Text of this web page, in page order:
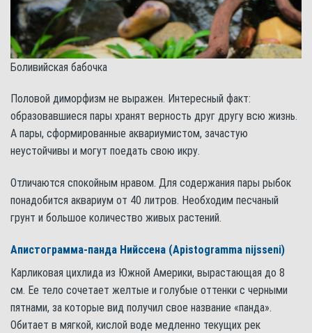
Боливийская бабочка
Половой диморфизм не выражен. Интересный факт:
образовавшиеся пары хранят верность друг другу всю жизнь.
А пары, сформированные аквариумистом, зачастую
неустойчивы и могут поедать свою икру.
Отличаются спокойным нравом. Для содержания пары рыбок
понадобится аквариум от 40 литров. Необходим песчаный
грунт и большое количество живых растений.
Апистограмма-панда Нийссена (Apistogramma nijsseni)
Карликовая цихлида из Южной Америки, вырастающая до 8
см. Ее тело сочетает желтые и голубые оттенки с черными
пятнами, за которые вид получил свое название «панда».
Обитает в мягкой, кислой воде медленно текущих рек